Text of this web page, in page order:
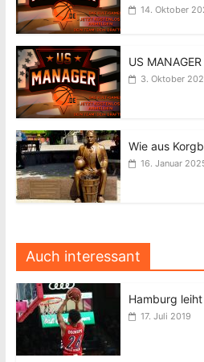
14. Oktober
US
3. Oktober
Wie aus
16. Januar
Auch interessant
Hamburg
17. Juli 2019